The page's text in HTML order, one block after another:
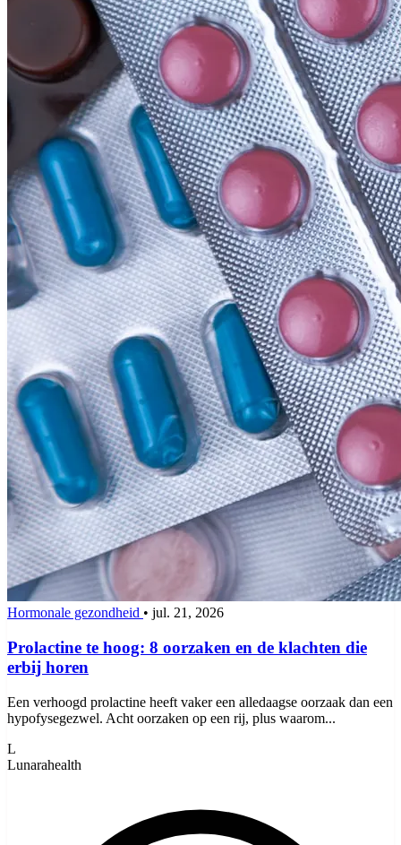
Hormonale gezondheid • jul. 21, 2026
Prolactine te hoog: 8 oorzaken en de klachten die
erbij horen
Een verhoogd prolactine heeft vaker een alledaagse oorzaak dan een
hypofysegezwel. Acht oorzaken op een rij, plus waarom...
L
Lunarahealth